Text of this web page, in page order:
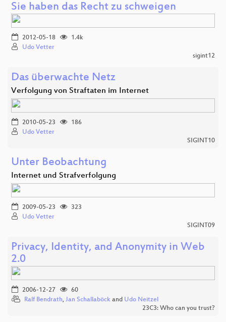
Sie haben das Recht zu schweigen
2012-05-18
1.4k
Udo Vetter
sigint12
Das überwachte Netz
Verfolgung von Straftaten im Internet
2010-05-23
186
Udo Vetter
SIGINT10
Unter Beobachtung
Internet und Strafverfolgung
2009-05-23
323
Udo Vetter
SIGINT09
Privacy, Identity, and Anonymity in Web
2.0
2006-12-27
60
Ralf Bendrath, Jan Schallaböck and Udo Neitzel
23C3: Who can you trust?